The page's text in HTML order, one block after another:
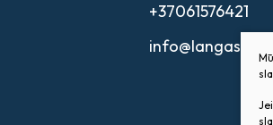
+37061576421
info@langasta.lt